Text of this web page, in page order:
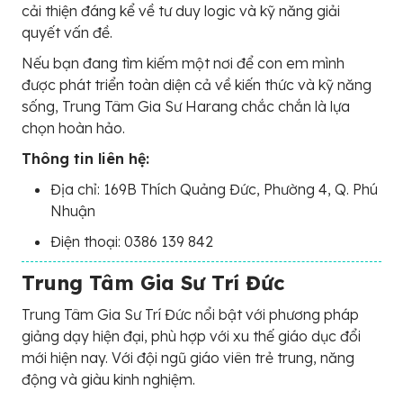
cải thiện đáng kể về tư duy logic và kỹ năng giải
quyết vấn đề.
Nếu bạn đang tìm kiếm một nơi để con em mình
được phát triển toàn diện cả về kiến thức và kỹ năng
sống, Trung Tâm Gia Sư Harang chắc chắn là lựa
chọn hoàn hảo.
Thông tin liên hệ:
Địa chỉ: 169B Thích Quảng Đức, Phường 4, Q. Phú
Nhuận
Điện thoại: 0386 139 842
Trung Tâm Gia Sư Trí Đức
Trung Tâm Gia Sư Trí Đức nổi bật với phương pháp
giảng dạy hiện đại, phù hợp với xu thế giáo dục đổi
mới hiện nay. Với đội ngũ giáo viên trẻ trung, năng
động và giàu kinh nghiệm.